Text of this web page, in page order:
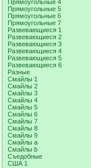
Прямоугольные 4
Прямоугольные 5
Прямоугольные 6
Прямоугольные 7
Развевающиеся 1
Развевающиеся 2
Развевающиеся 3
Развевающиеся 4
Развевающиеся 5
Развевающиеся 6
Разные
Смайлы 1
Смайлы 2
Смайлы 3
Смайлы 4
Смайлы 5
Смайлы 6
Смайлы 7
Смайлы 8
Смайлы 9
Смайлы a
Смайлы b
Съедобные
США 1